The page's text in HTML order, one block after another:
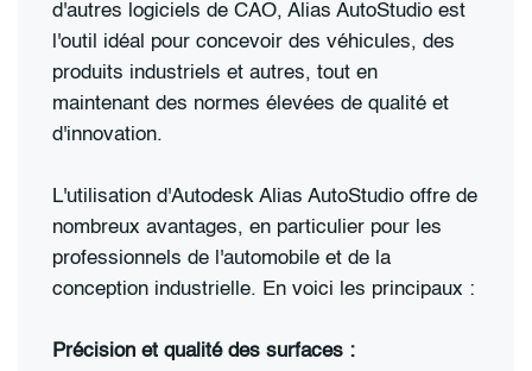
d'autres logiciels de CAO, Alias AutoStudio est
l'outil idéal pour concevoir des véhicules, des
produits industriels et autres, tout en
maintenant des normes élevées de qualité et
d'innovation.
L'utilisation d'Autodesk Alias AutoStudio offre de
nombreux avantages, en particulier pour les
professionnels de l'automobile et de la
conception industrielle. En voici les principaux :
Précision et qualité des surfaces :